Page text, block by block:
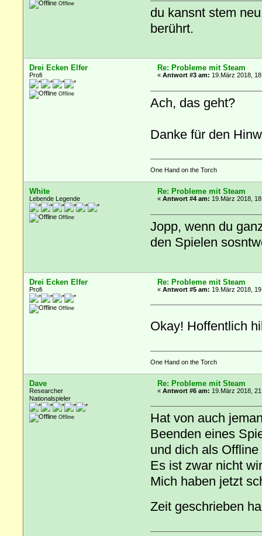
Offline
du kansnt stem
berührt.
Drei Ecken Elfer
Profi
Offline
Re: Probleme mit Steam
«Antwort #3 am: 19.März 2018,
Ach, das geht?
Danke für den
One Hand on the Torch
White
Lebende Legende
Offline
Re: Probleme mit Steam
«Antwort #4 am: 19.März 2018,
Jopp, wenn du
den Spielen
Drei Ecken Elfer
Profi
Offline
Re: Probleme mit Steam
«Antwort #5 am: 19.März 2018,
Okay! Hoffentlich
One Hand on the Torch
Dave
Researcher
Nationalspieler
Offline
Re: Probleme mit Steam
«Antwort #6 am: 19.März 2018,
Hat von auch
Beenden eines
und dich als
Es ist zwar nicht
Mich haben jetzt
Zeit geschrieben